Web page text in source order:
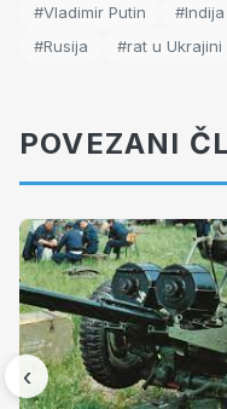
#Vladimir Putin
#Indija
#Rusija
#rat u Ukrajini
POVEZANI
‹